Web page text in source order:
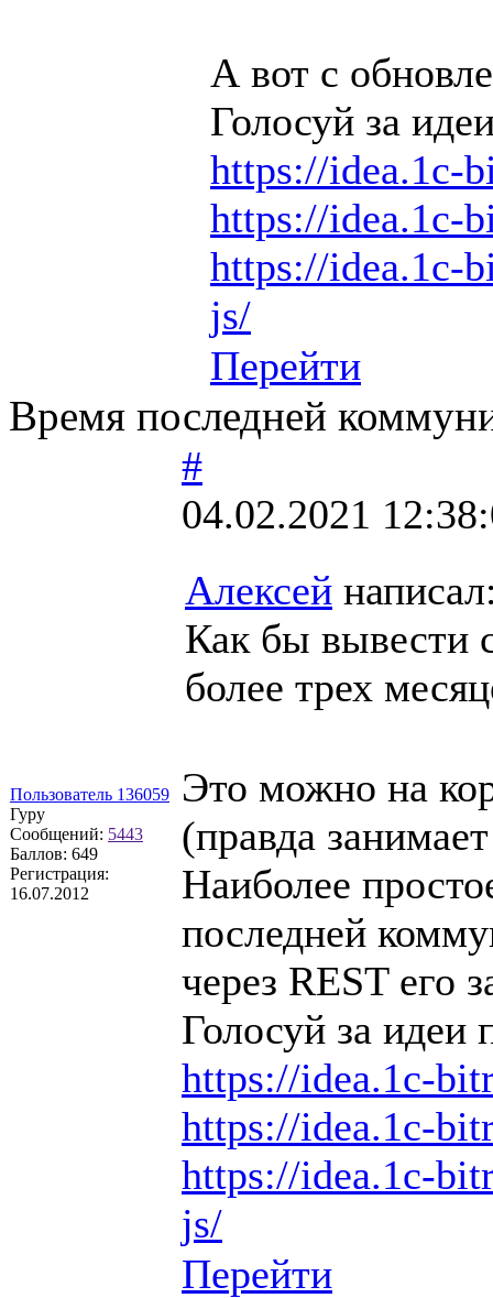
А вот с
Голосуй за
https://idea.1c-
https://idea.1c-
https://idea.1c-
js/
Перейти
Время последней
Пользователь 136059
Гуру
Сообщений: 5443
Баллов: 649
Регистрация:
16.07.2012
#
04.02.2021
Алексей
Как бы вывести
более трех
Это можно на
(правда
Наиболее
последней
через REST его
Голосуй за
https://idea.1c-
https://idea.1c-
https://idea.1c-
js/
Перейти